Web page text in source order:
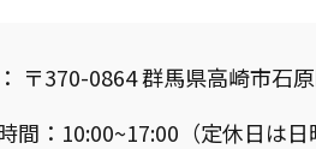
〒370-0864 群馬県高崎市石
間：10:00~17:00（定休日は日